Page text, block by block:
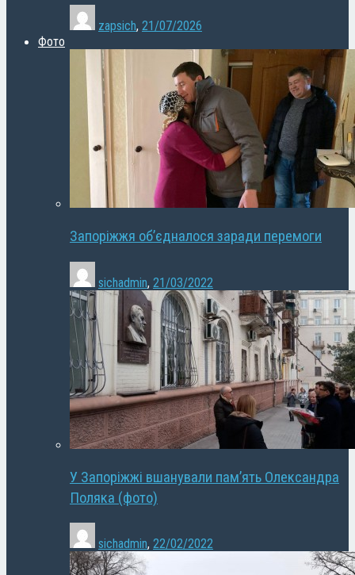
zapsich, 21/07/2026
Фото
Запоріжжя об’єдналося заради перемоги
sichadmin, 21/03/2022
У Запоріжжі вшанували пам’ять Олександра
Поляка (фото)
sichadmin, 22/02/2022